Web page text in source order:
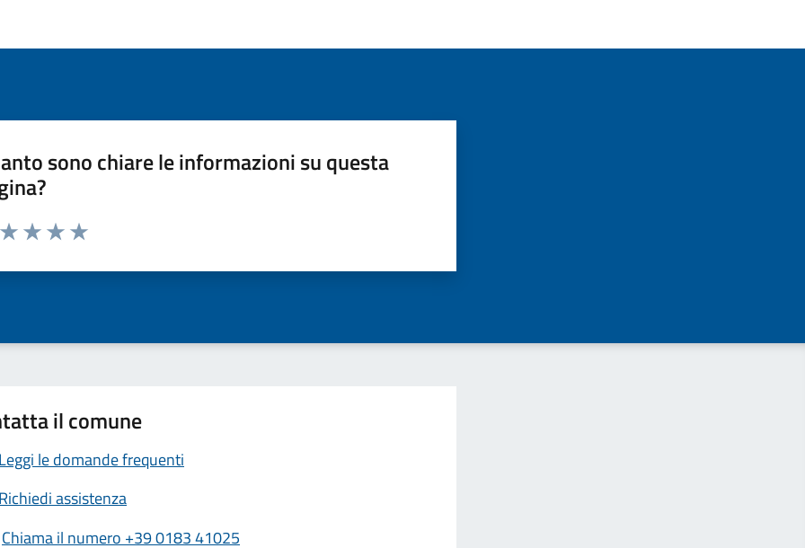
sono chiare le informazioni su questa
da 1 a 5 stelle la pagina
il comune
Leggi le domande frequenti
Richiedi assistenza
Chiama il numero +39 0183 41025